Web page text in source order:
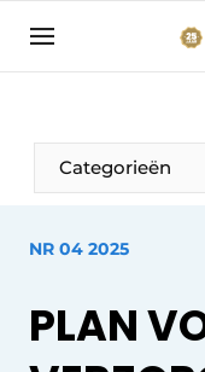
Aanmelden
Bedrijven
Bouwen aan
Direct contact
Evenement
Categorieën
Evenementen
NR 04 2025
PLAN